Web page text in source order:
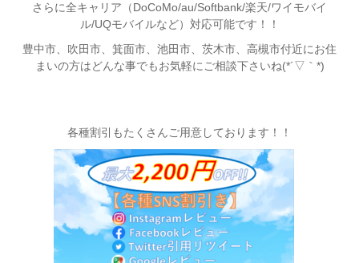
さらに全キャリア（DoCoMo/au/Softbank/楽天/ワイモバイ
ル/UQモバイルなど）対応可能です！！
豊中市、吹田市、箕面市、池田市、茨木市、高槻市付近にお住
まいの方はどんな事でもお気軽にご相談下さいね(*´▽｀*)
各種割引もたくさんご用意しております！！